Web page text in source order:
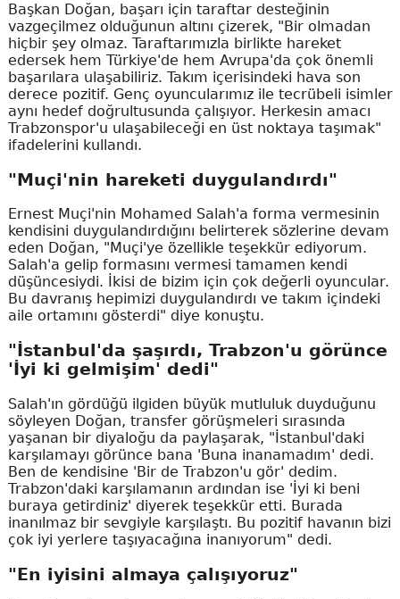
Başkan Doğan, başarı için taraftar desteğinin
vazgeçilmez olduğunun altını çizerek, "Bir olmadan
hiçbir şey olmaz. Taraftarımızla birlikte hareket
edersek hem Türkiye'de hem Avrupa'da çok önemli
başarılara ulaşabiliriz. Takım içerisindeki hava son
derece pozitif. Genç oyuncularımız ile tecrübeli isimler
aynı hedef doğrultusunda çalışıyor. Herkesin amacı
Trabzonspor'u ulaşabileceği en üst noktaya taşımak"
ifadelerini kullandı.
"Muçi'nin hareketi duygulandırdı"
Ernest Muçi'nin Mohamed Salah'a forma vermesinin
kendisini duygulandırdığını belirterek sözlerine devam
eden Doğan, "Muçi'ye özellikle teşekkür ediyorum.
Salah'a gelip formasını vermesi tamamen kendi
düşüncesiydi. İkisi de bizim için çok değerli oyuncular.
Bu davranış hepimizi duygulandırdı ve takım içindeki
aile ortamını gösterdi" diye konuştu.
"İstanbul'da şaşırdı, Trabzon'u görünce
'İyi ki gelmişim' dedi"
Salah'ın gördüğü ilgiden büyük mutluluk duyduğunu
söyleyen Doğan, transfer görüşmeleri sırasında
yaşanan bir diyaloğu da paylaşarak, "İstanbul'daki
karşılamayı görünce bana 'Buna inanamadım' dedi.
Ben de kendisine 'Bir de Trabzon'u gör' dedim.
Trabzon'daki karşılamanın ardından ise 'İyi ki beni
buraya getirdiniz' diyerek teşekkür etti. Burada
inanılmaz bir sevgiyle karşılaştı. Bu pozitif havanın bizi
çok iyi yerlere taşıyacağına inanıyorum" dedi.
"En iyisini almaya çalışıyoruz"